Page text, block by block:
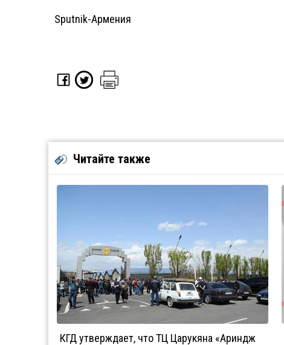
Sputnik-Армения
Читайте также
КГД утверждает, что ТЦ Царукяна «Ариндж